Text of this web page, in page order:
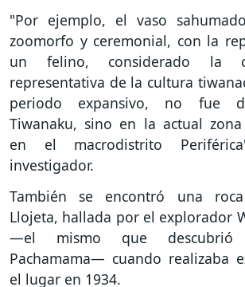
"Por ejemplo, el vaso
zoomorfo y ceremonial, con la
un felino, considerado la
representativa de la cultura
periodo expansivo, no fue
Tiwanaku, sino en la actual
en el macrodistrito
investigador.
También se encontró una
Llojeta, hallada por el explorador
—el mismo que
Pachamama— cuando realizaba
el lugar en 1934.